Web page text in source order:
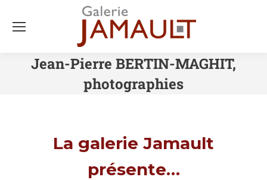
Jean-Pierre BERTIN-MAGHIT,
photographies
La galerie Jamault
présente…